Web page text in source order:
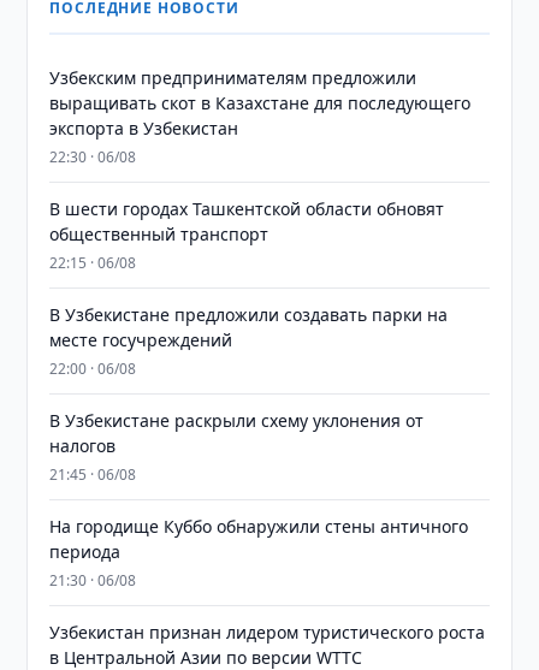
ПОСЛЕДНИЕ НОВОСТИ
Узбекским предпринимателям предложили
выращивать скот в Казахстане для последующего
экспорта в Узбекистан
22:30 · 06/08
В шести городах Ташкентской области обновят
общественный транспорт
22:15 · 06/08
В Узбекистане предложили создавать парки на
месте госучреждений
22:00 · 06/08
В Узбекистане раскрыли схему уклонения от
налогов
21:45 · 06/08
На городище Куббо обнаружили стены античного
периода
21:30 · 06/08
Узбекистан признан лидером туристического роста
в Центральной Азии по версии WTTC